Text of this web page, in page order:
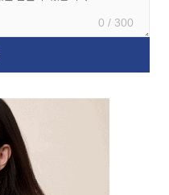
0 / 300